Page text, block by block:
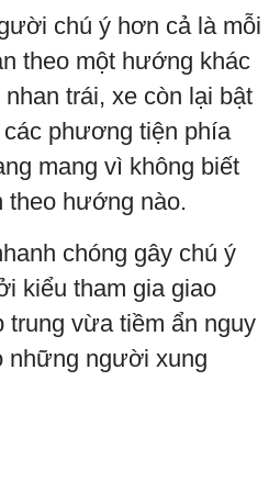
chú ý hơn cả là mỗi
theo một hướng khác
trái, xe còn lại bật
phương tiện phía
mang vì không biết
theo hướng nào.
chóng gây chú ý
kiểu tham gia giao
trung vừa tiềm ẩn nguy
những người xung